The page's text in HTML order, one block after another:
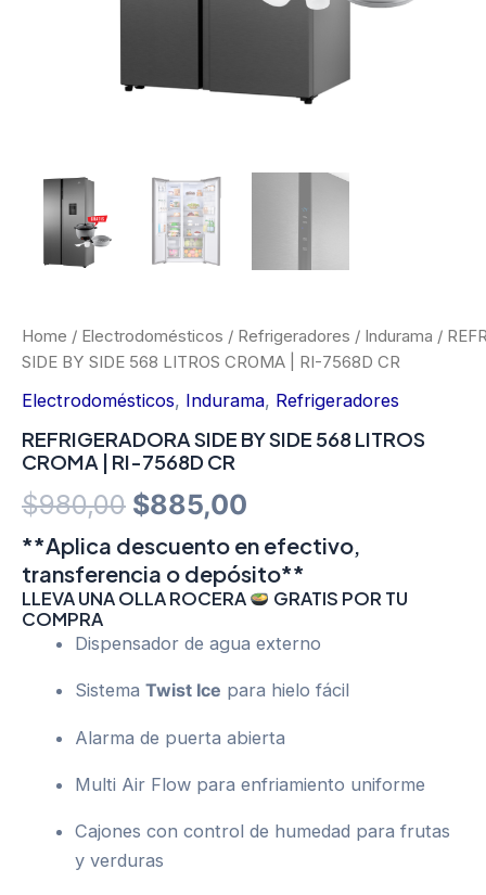
Home / Electrodomésticos / Refrigeradores / Indurama /
SIDE BY SIDE 568 LITROS CROMA | RI-7568D CR
Electrodomésticos, Indurama, Refrigeradores
REFRIGERADORA SIDE BY SIDE 568 LITROS
CROMA | RI-7568D CR
$980,00 Original
price
was:
$980,00.
$885,00
price
is:
$885,00.
**Aplica descuento en efectivo,
transferencia o depósito**
LLEVA UNA OLLA ROCERA
GRATIS POR TU
COMPRA
Dispensador de agua externo
SistemaTwist Ice para hielo fácil
Alarma de puerta abierta
Multi Air Flow para enfriamiento uniforme
Cajones con control de humedad para frutas
y verduras